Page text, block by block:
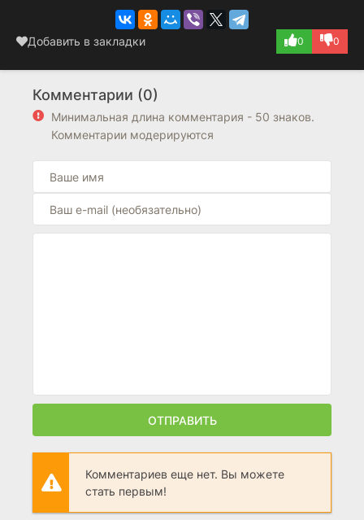
Добавить в закладки 0 0
Комментарии (0)
Минимальная длина комментария - 50 знаков.
Комментарии модерируются
ОТПРАВИТЬ
Комментариев еще нет. Вы можете
стать первым!